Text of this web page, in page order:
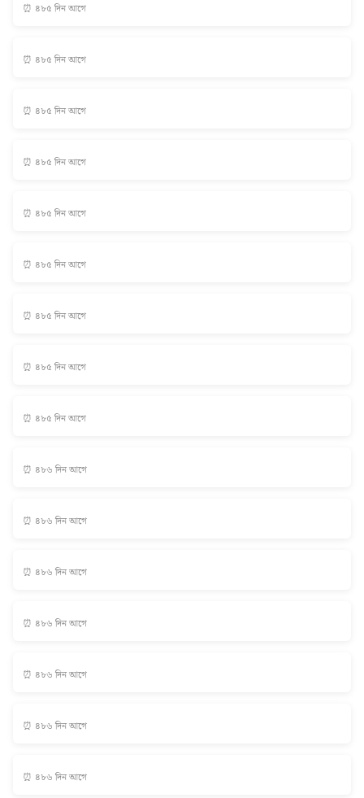
⏰ ৪৮৫ দিন আগে
⏰ ৪৮৫ দিন আগে
⏰ ৪৮৫ দিন আগে
⏰ ৪৮৫ দিন আগে
⏰ ৪৮৫ দিন আগে
⏰ ৪৮৫ দিন আগে
⏰ ৪৮৫ দিন আগে
⏰ ৪৮৫ দিন আগে
⏰ ৪৮৫ দিন আগে
⏰ ৪৮৬ দিন আগে
⏰ ৪৮৬ দিন আগে
⏰ ৪৮৬ দিন আগে
⏰ ৪৮৬ দিন আগে
⏰ ৪৮৬ দিন আগে
⏰ ৪৮৬ দিন আগে
⏰ ৪৮৬ দিন আগে